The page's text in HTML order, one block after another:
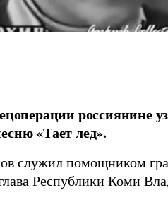
россиянине
«Тает лед».
служил помощником
Республики Коми